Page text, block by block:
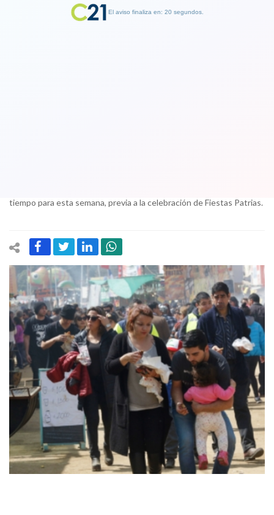
tiempo para esta semana, previa a la celebración de Fiestas Patrias.
El aviso finaliza en: 19 segundos.